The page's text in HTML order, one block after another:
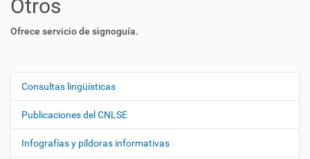
Otros
Ofrece servicio de signoguía.
N
e
Consultas lingüísticas
Publicaciones del CNLSE
Infografías y píldoras informativas